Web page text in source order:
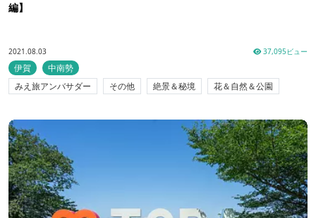
編】
2021.08.03 37,095ビュー
伊賀
中南勢
みえ旅アンバサダー
その他 絶景＆秘境 花＆自然＆公園